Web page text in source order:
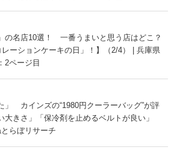
の名店10選！ 一番うまいと思う店はどこ？
レーションケーキの日」！】（2/4） | 兵庫県
2ページ目
」 カインズの“1980円クーラーバッグ”が評
きさ」「保冷剤を止めるベルトが良い」
とらぼリサーチ